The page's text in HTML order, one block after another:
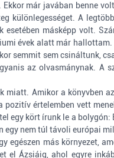
már javában benne
különlegességet. A
másképp volt.
évek alatt már
semmit sem csináltunk,
az olvasmánynak. A
Amikor a könyvben
értelemben vett
egy kört írunk le a
nem túl távoli európai
más környezet,
el Ázsiáig, ahol egyre